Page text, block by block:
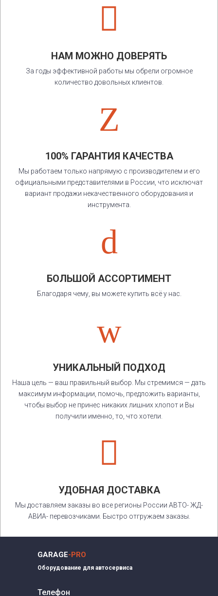

НАМ МОЖНО ДОВЕРЯТЬ
За годы эффективной работы мы обрели огромное
количество довольных клиентов.
Z
100% ГАРАНТИЯ КАЧЕСТВА
Мы работаем только напрямую с производителем и его
официальными представителями в России, что исключат
вариант продажи некачественного оборудования и
инструмента.
d
БОЛЬШОЙ АССОРТИМЕНТ
Благодаря чему, вы можете купить всё у нас.
w
УНИКАЛЬНЫЙ ПОДХОД
Наша цель — ваш правильный выбор. Мы стремимся — дать
максимум информации, помочь, предложить варианты,
чтобы выбор не принес никаких лишних хлопот и Вы
получили именно, то, что хотели.

УДОБНАЯ ДОСТАВКА
Мы доставляем заказы во все регионы России АВТО- ЖД-
АВИА- перевозчиками. Быстро отгружаем заказы.
GARAGE-PRO
Оборудование для автосервиса
Телефон